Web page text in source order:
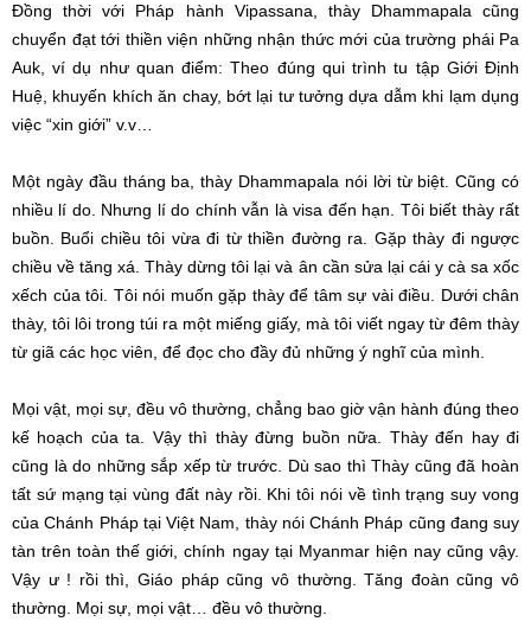
Đồng thời với Pháp hành Vipassana, thày Dhammapala cũng
chuyển đạt tới thiền viện những nhận thức mới của trường phái Pa
Auk, ví dụ như quan điểm: Theo đúng qui trình tu tập Giới Định
Huệ, khuyến khích ăn chay, bớt lại tư tưởng dựa dẫm khi lạm dụng
việc “xin giới” v.v…
Một ngày đầu tháng ba, thày Dhammapala nói lời từ biệt. Cũng có
nhiều lí do. Nhưng lí do chính vẫn là visa đến hạn. Tôi biết thày rất
buồn. Buổi chiều tôi vừa đi từ thiền đường ra. Gặp thày đi ngược
chiều về tăng xá. Thày dừng tôi lại và ân cần sửa lại cái y cà sa xốc
xếch của tôi. Tôi nói muốn gặp thày để tâm sự vài điều. Dưới chân
thày, tôi lôi trong túi ra một miếng giấy, mà tôi viết ngay từ đêm thày
từ giã các học viên, để đọc cho đầy đủ những ý nghĩ của mình.
Mọi vật, mọi sự, đều vô thường, chẳng bao giờ vận hành đúng theo
kế hoạch của ta. Vậy thì thày đừng buồn nữa. Thày đến hay đi
cũng là do những sắp xếp từ trước. Dù sao thì Thày cũng đã hoàn
tất sứ mạng tại vùng đất này rồi. Khi tôi nói về tình trạng suy vong
của Chánh Pháp tại Việt Nam, thày nói Chánh Pháp cũng đang suy
tàn trên toàn thế giới, chính ngay tại Myanmar hiện nay cũng vậy.
Vậy ư ! rồi thì, Giáo pháp cũng vô thường. Tăng đoàn cũng vô
thường. Mọi sự, mọi vật… đều vô thường.